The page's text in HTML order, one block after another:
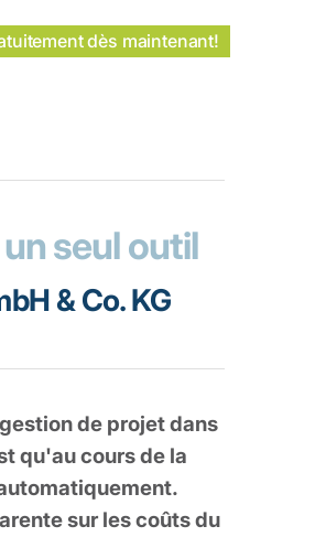
dès maintenant!
seul outil
& Co. KG
de projet dans
qu'au cours de la
sur les coûts du